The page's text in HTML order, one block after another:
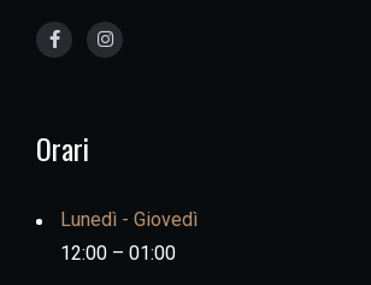
Orari
Lunedì - Giovedì
12:00 – 01:00